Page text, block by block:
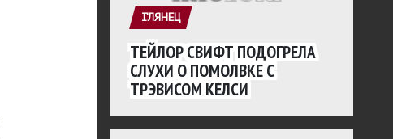
ГЛЯНЕЦ
ТЕЙЛОР СВИФТ ПОДОГРЕЛА
СЛУХИ О ПОМОЛВКЕ С
ТРЭВИСОМ КЕЛСИ